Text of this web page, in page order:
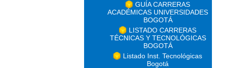
GUÍA CARRERAS
ACADÉMICAS UNIVERSIDADES
BOGOTÁ
LISTADO CARRERAS
TÉCNICAS Y TECNOLÓGICAS
BOGOTÁ
Listado Inst. Tecnológicas
Bogotá